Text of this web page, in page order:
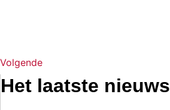
Volgende
Het laatste nieuws